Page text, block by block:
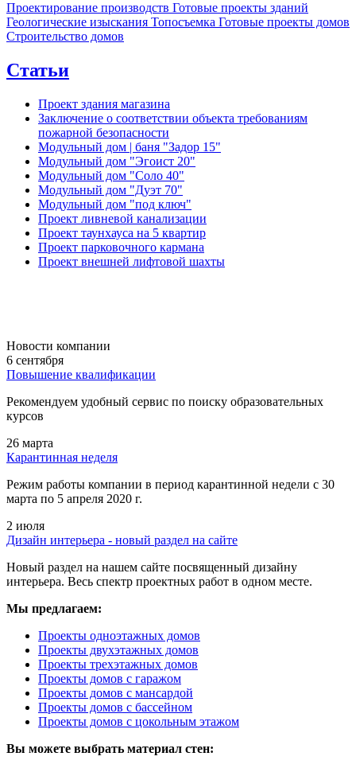
Проектирование производств Готовые проекты зданий
Геологические изыскания Топосъемка Готовые проекты домов
Строительство домов
Статьи
Проект здания магазина
Заключение о соответствии объекта требованиям
пожарной безопасности
Модульный дом | баня "Задор 15"
Модульный дом "Эгоист 20"
Модульный дом "Соло 40"
Модульный дом "Дуэт 70"
Модульный дом "под ключ"
Проект ливневой канализации
Проект таунхауса на 5 квартир
Проект парковочного кармана
Проект внешней лифтовой шахты
Новости компании
6 сентября
Повышение квалификации
Рекомендуем удобный сервис по поиску образовательных
курсов
26 марта
Карантинная неделя
Режим работы компании в период карантинной недели c 30
марта по 5 апреля 2020 г.
2 июля
Дизайн интерьера - новый раздел на сайте
Новый раздел на нашем сайте посвященный дизайну
интерьера. Весь спектр проектных работ в одном месте.
Мы предлагаем:
Проекты одноэтажных домов
Проекты двухэтажных домов
Проекты трехэтажных домов
Проекты домов с гаражом
Проекты домов с мансардой
Проекты домов с бассейном
Проекты домов с цокольным этажом
Вы можете выбрать материал стен: